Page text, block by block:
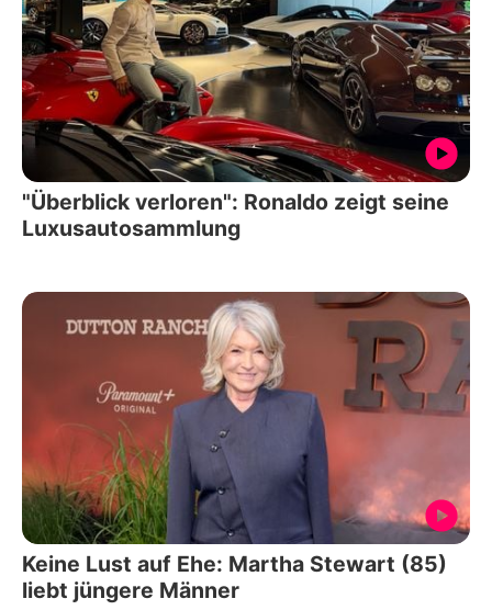
"Überblick verloren": Ronaldo zeigt seine
Luxusautosammlung
Keine Lust auf Ehe: Martha Stewart (85)
liebt jüngere Männer